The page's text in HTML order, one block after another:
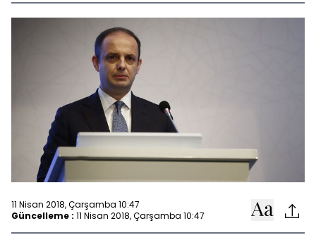
11 Nisan 2018, Çarşamba 10:47
Güncelleme : 11 Nisan 2018, Çarşamba 10:47